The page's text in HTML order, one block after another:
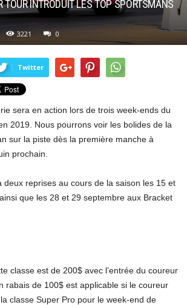
TOUR INTRODUIT LES TOP SPORTSMANS
3221 0
Twitter
sera en action lors de trois week-ends du
2019. Nous pourrons voir les bolides de la
sur la piste dès la première manche à
prochain.
deux reprises au cours de la saison les 15 et
que les 28 et 29 septembre aux Bracket
classe est de 200$ avec l’entrée du coureur
rabais de 100$ est applicable si le coureur
classe Super Pro pour le week-end de